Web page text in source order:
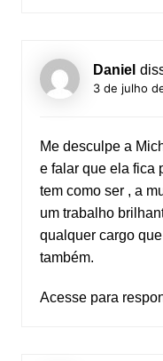
Daniel
3 de julho
Me desculpe a
e falar que ela fica
tem como ser , a
um trabalho
qualquer cargo
também.
Acesse para